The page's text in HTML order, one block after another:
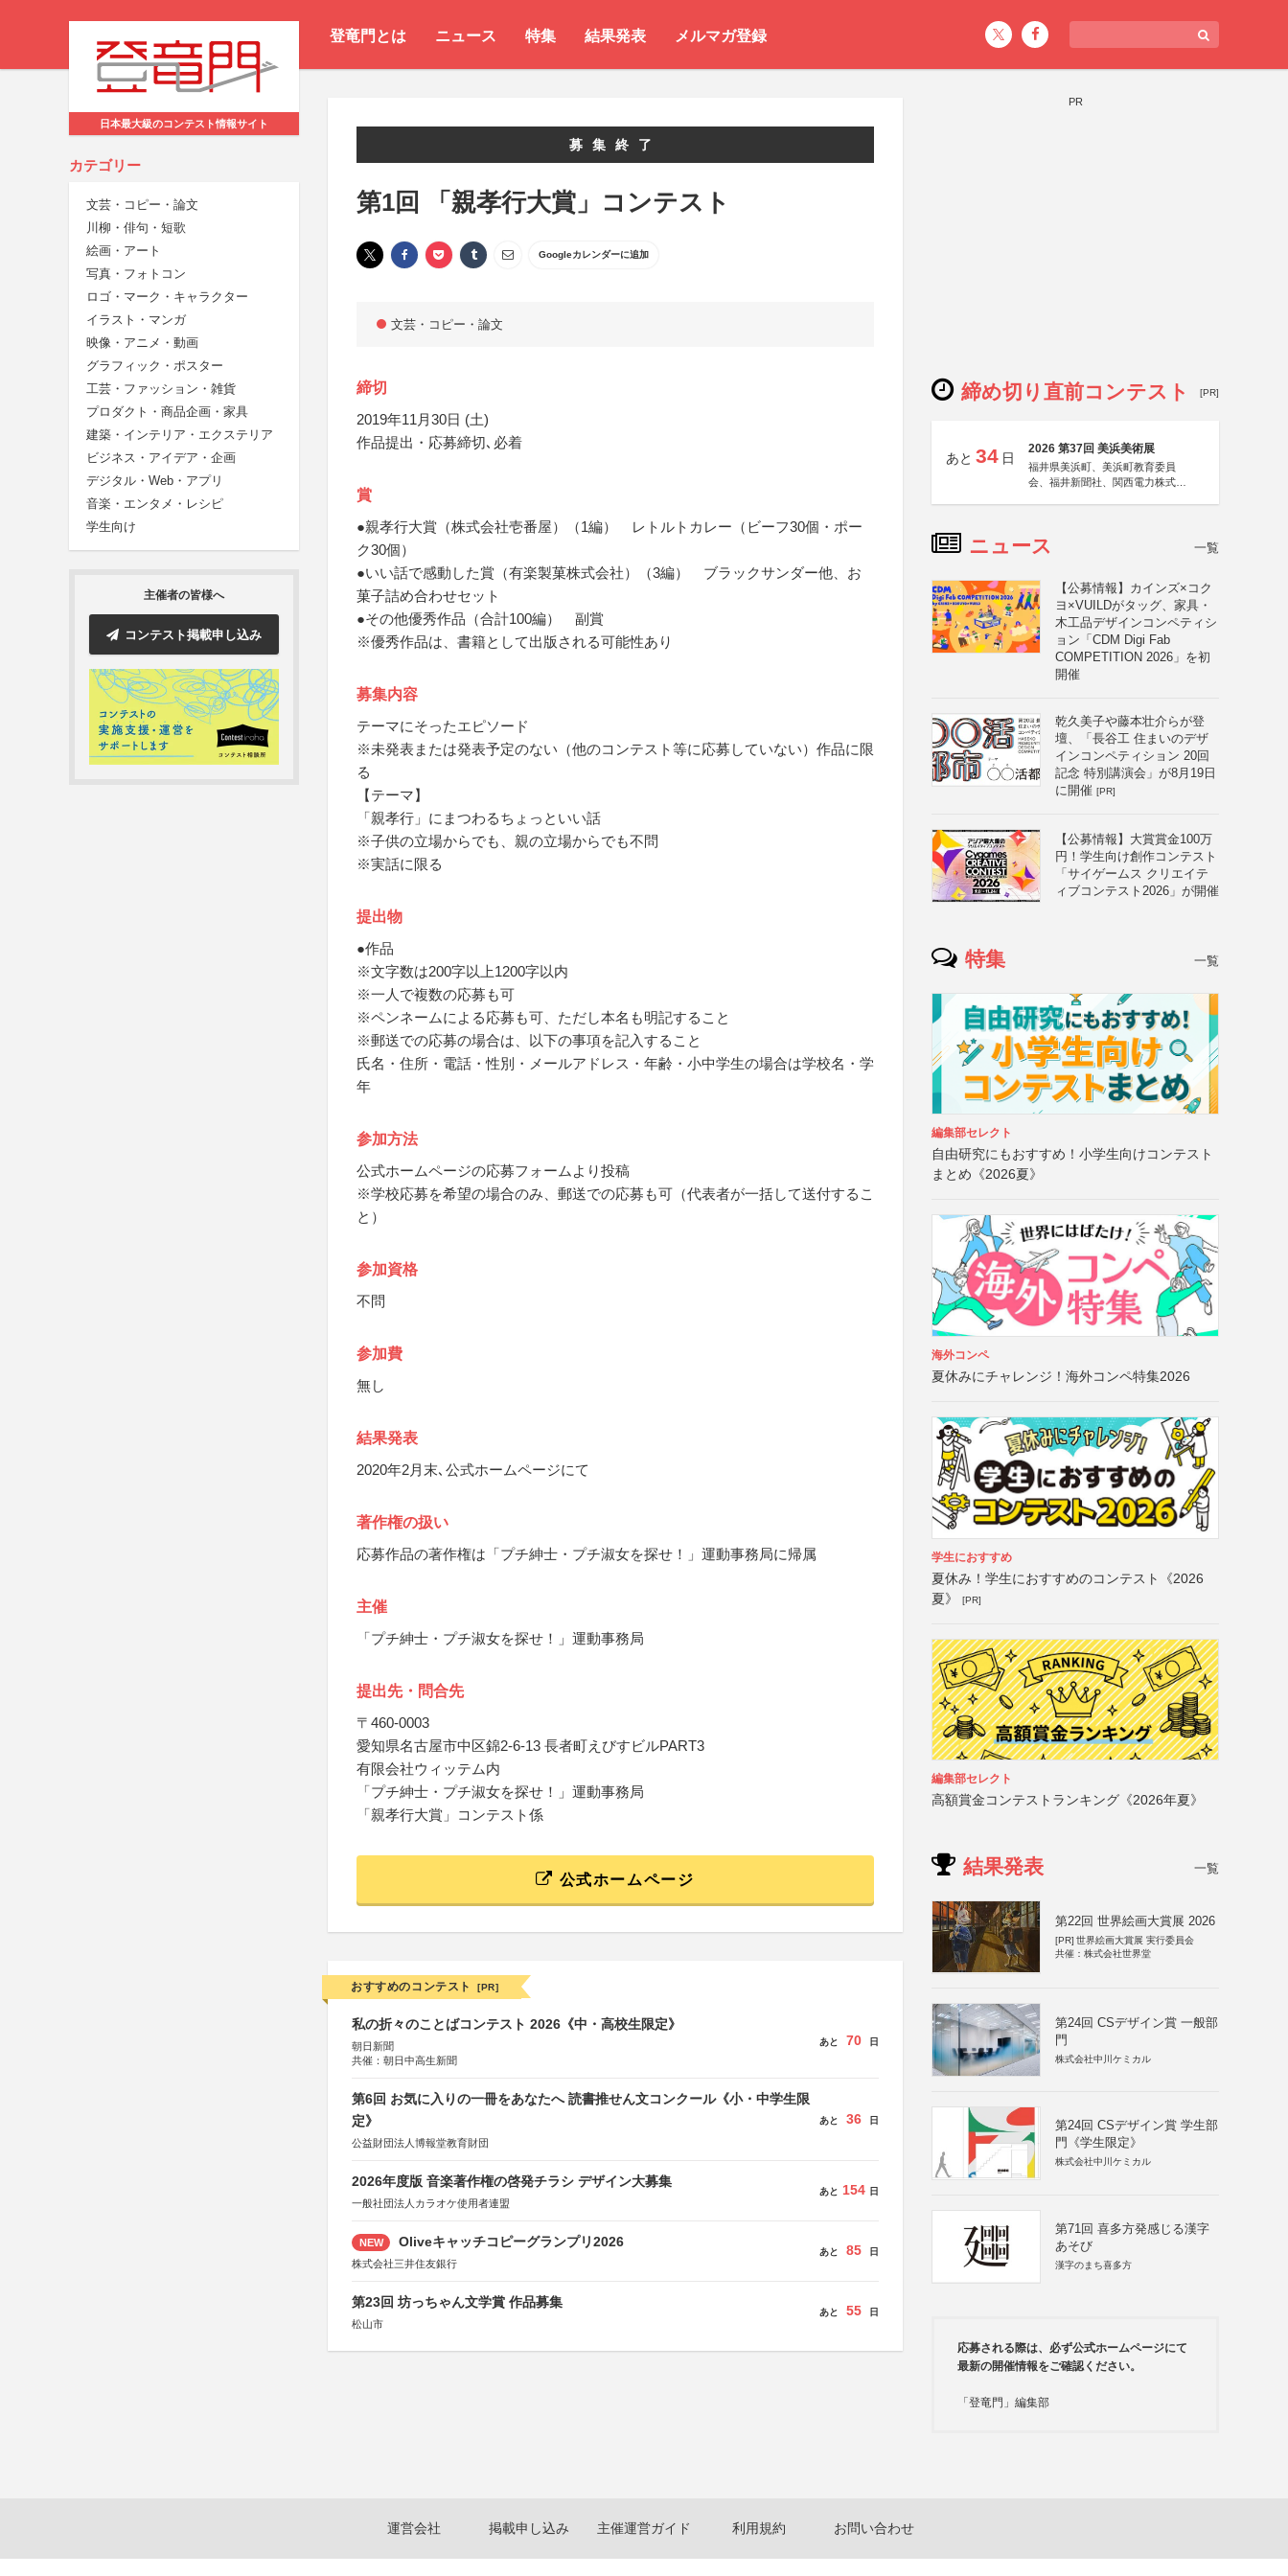
登竜門とは ニュース 特集 結果発表 メルマガ登録
日本最大級のコンテスト情報サイト
カテゴリー
文芸・コピー・論文
川柳・俳句・短歌
絵画・アート
写真・フォトコン
ロゴ・マーク・キャラクター
イラスト・マンガ
映像・アニメ・動画
グラフィック・ポスター
工芸・ファッション・雑貨
プロダクト・商品企画・家具
建築・インテリア・エクステリア
ビジネス・アイデア・企画
デジタル・Web・アプリ
音楽・エンタメ・レシピ
学生向け
主催者の皆様へ
コンテスト掲載申し込み
募集終了
第1回 「親孝行大賞」コンテスト
Googleカレンダーに追加
文芸・コピー・論文
締切
2019年11月30日 (土)
作品提出・応募締切､必着
賞
●親孝行大賞（株式会社壱番屋）（1編） レトルトカレー（ビーフ30個・ポー
ク30個）
●いい話で感動した賞（有楽製菓株式会社）（3編） ブラックサンダー他、お
菓子詰め合わせセット
●その他優秀作品（合計100編） 副賞
※優秀作品は、書籍として出版される可能性あり
募集内容
テーマにそったエピソード
※未発表または発表予定のない（他のコンテスト等に応募していない）作品に限
る
【テーマ】
「親孝行」にまつわるちょっといい話
※子供の立場からでも、親の立場からでも不問
※実話に限る
提出物
●作品
※文字数は200字以上1200字以内
※一人で複数の応募も可
※ペンネームによる応募も可、ただし本名も明記すること
※郵送での応募の場合は、以下の事項を記入すること
氏名・住所・電話・性別・メールアドレス・年齢・小中学生の場合は学校名・学
年
参加方法
公式ホームページの応募フォームより投稿
※学校応募を希望の場合のみ、郵送での応募も可（代表者が一括して送付するこ
と）
参加資格
不問
参加費
無し
結果発表
2020年2月末､公式ホームページにて
著作権の扱い
応募作品の著作権は「プチ紳士・プチ淑女を探せ！」運動事務局に帰属
主催
「プチ紳士・プチ淑女を探せ！」運動事務局
提出先・問合先
〒460-0003
愛知県名古屋市中区錦2-6-13 長者町えびすビルPART3
有限会社ウィッテム内
「プチ紳士・プチ淑女を探せ！」運動事務局
「親孝行大賞」コンテスト係
公式ホームページ
おすすめのコンテスト [PR]
私の折々のことばコンテスト 2026《中・高校生限定》
朝日新聞
共催：朝日中高生新聞
あと 70 日
第6回 お気に入りの一冊をあなたへ 読書推せん文コンクール《小・中学生限
定》
公益財団法人博報堂教育財団
あと 36 日
2026年度版 音楽著作権の啓発チラシ デザイン大募集
一般社団法人カラオケ使用者連盟
あと 154 日
NEW Oliveキャッチコピーグランプリ2026
株式会社三井住友銀行
あと 85 日
第23回 坊っちゃん文学賞 作品募集
松山市
あと 55 日
PR
締め切り直前コンテスト [PR]
あと 34 日
2026 第37回 美浜美術展
福井県美浜町、美浜町教育委員
会、福井新聞社、関西電力株式会
ニュース 一覧
【公募情報】カインズ×コク
ヨ×VUILDがタッグ、家具・
木工品デザインコンペティシ
ョン「CDM Digi Fab
COMPETITION 2026」を初
開催
乾久美子や藤本壮介らが登
壇、「長谷工 住まいのデザ
インコンペティション 20回
記念 特別講演会」が8月19日
に開催 [PR]
【公募情報】大賞賞金100万
円！学生向け創作コンテスト
「サイゲームス クリエイテ
ィブコンテスト2026」が開催
特集 一覧
編集部セレクト
自由研究にもおすすめ！小学生向けコンテスト
まとめ《2026夏》
海外コンペ
夏休みにチャレンジ！海外コンペ特集2026
学生におすすめ
夏休み！学生におすすめのコンテスト《2026
夏》
[PR]
編集部セレクト
高額賞金コンテストランキング《2026年夏》
結果発表 一覧
第22回 世界絵画大賞展 2026
[PR] 世界絵画大賞展 実行委員会
共催：株式会社世界堂
第24回 CSデザイン賞 一般部
門
株式会社中川ケミカル
第24回 CSデザイン賞 学生部
門《学生限定》
株式会社中川ケミカル
第71回 喜多方発感じる漢字
あそび
漢字のまち喜多方
応募される際は、必ず公式ホームページにて
最新の開催情報をご確認ください。
「登竜門」編集部
運営会社 掲載申し込み 主催運営ガイド 利用規約 お問い合わせ